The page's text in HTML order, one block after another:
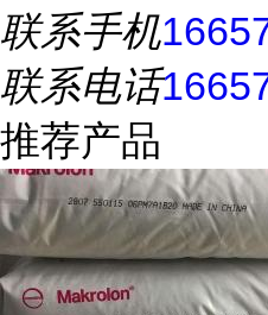
联系手机
联系电话
推荐产品